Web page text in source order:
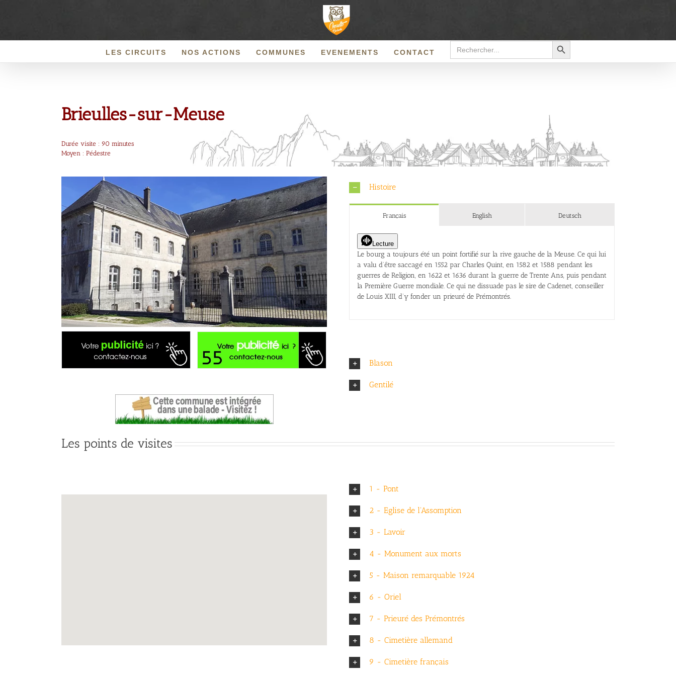
LES CIRCUITS NOS ACTIONS COMMUNES EVENEMENTS CONTACT
Search
for:
Search Button
Brieulles-sur-Meuse
Durée visite : 90 minutes
Moyen : Pédestre
Histoire
Français English Deutsch
Lecture
Le bourg a toujours été un point fortifié sur la rive gauche de la Meuse. Ce qui lui
a valu d’être saccagé en 1552 par Charles Quint, en 1582 et 1588 pendant les
guerres de Religion, en 1622 et 1636 durant la guerre de Trente Ans, puis pendant
la Première Guerre mondiale. Ce qui ne dissuade pas le sire de Cadenet, conseiller
de Louis XIII, d’y fonder un prieuré de Prémontrés.
Blason
Gentilé
Les points de visites
1 - Pont
2 - Eglise de l'Assomption
3 - Lavoir
4 - Monument aux morts
5 - Maison remarquable 1924
6 - Oriel
7 - Prieuré des Prémontrés
8 - Cimetière allemand
9 - Cimetière français